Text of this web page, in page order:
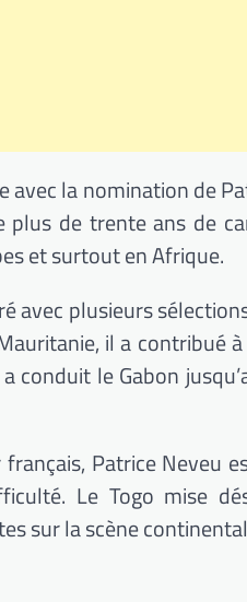
avec la nomination de
plus de trente ans de
et surtout en Afrique.
avec plusieurs
il a contribué
conduit le Gabon
Patrice Neveu
Le Togo mise
sur la scène